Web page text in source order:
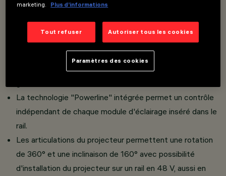
dissipation passive.
L'adaptateur thermoplastique comprend le circuit
d'attaque DC/DC avec la fonctionnalité DALI à
La technologie "Powerline" intégrée permet un contrôle
indépendant de chaque module d'éclairage inséré dans le
rail.
Les articulations du projecteur permettent une rotation
de 360° et une inclinaison de 160° avec possibilité
d'installation du projecteur sur un rail en 48 V, aussi en
marketing.
Plus d’informations
Tout refuser Autoriser tous les cookies
Paramètres des cookies